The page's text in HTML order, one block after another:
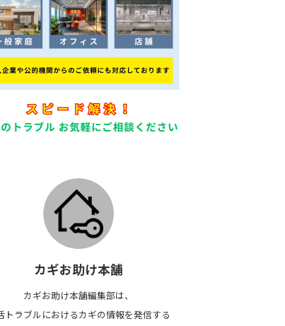
カギお助け本舗
カギお助け本舗編集部は、
トラブルにおけるカギの情報を発信する